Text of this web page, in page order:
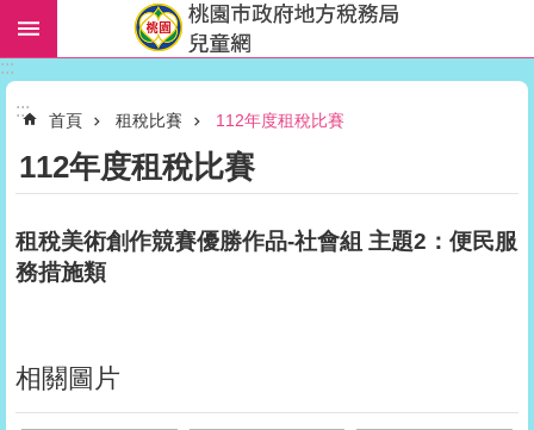
跳到主要內容區塊
進
階
尋
教
載
活
:::
::: 首頁 租稅比賽 112年度租稅比賽
112年度租稅比賽
租稅美術創作競賽優勝作品-社會組 主題2：便民服
務措施類
相關圖片